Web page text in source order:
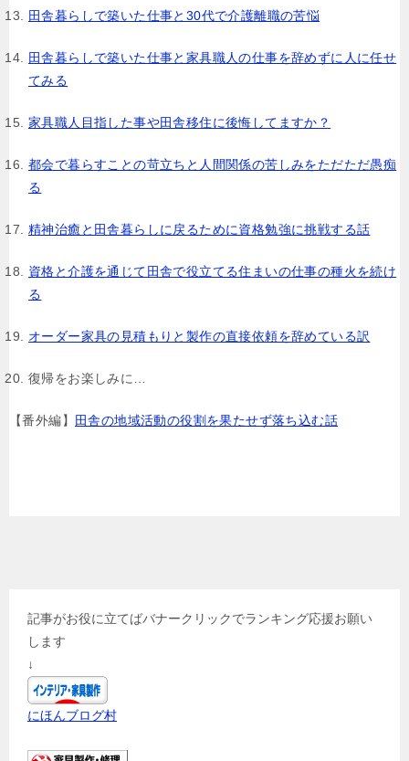
田舎暮らしで築いた仕事と30代で介護離職の苦悩
田舎暮らしで築いた仕事と家具職人の仕事を辞めずに人に任せ
てみる
家具職人目指した事や田舎移住に後悔してますか？
都会で暮らすことの苛立ちと人間関係の苦しみをただただ愚痴
る
精神治癒と田舎暮らしに戻るために資格勉強に挑戦する話
資格と介護を通じて田舎で役立てる住まいの仕事の種火を続け
る
オーダー家具の見積もりと製作の直接依頼を辞めている訳
復帰をお楽しみに…
【番外編】 田舎の地域活動の役割を果たせず落ち込む話
記事がお役に立てばバナークリックでランキング応援お願い
します
↓
にほんブログ村